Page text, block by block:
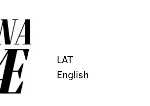
LAT
English